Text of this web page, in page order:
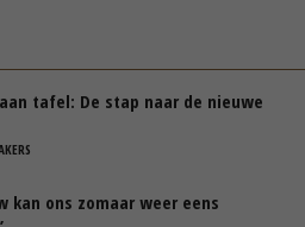
aan tafel: De stap naar de nieuwe
kan ons zomaar weer eens